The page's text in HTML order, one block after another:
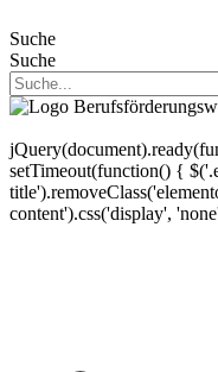
Suche
Suche
setTimeout(function() {
content').css('display',